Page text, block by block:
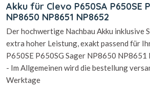
Akku für Clevo P650SA P650SE
NP8650 NP8651 NP8652
Der hochwertige Nachbau Akku inklusive
extra hoher Leistung, exakt passend für
P650SE P650SG Sager NP8650 NP8651
- Im Allgemeinen wird die bestellung
Werktage